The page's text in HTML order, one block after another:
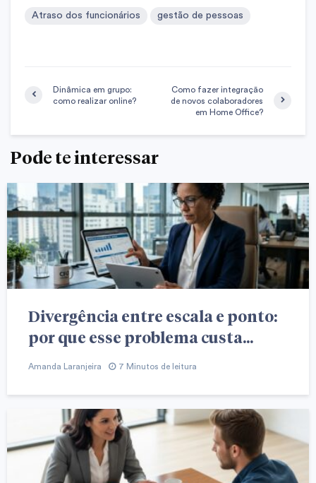
Atraso dos funcionários gestão de pessoas
Dinâmica em grupo:
como realizar online?
Como fazer integração
de novos colaboradores
em Home Office?
Pode te interessar
Divergência entre escala e ponto:
por que esse problema custa...
Amanda Laranjeira 7 Minutos de leitura